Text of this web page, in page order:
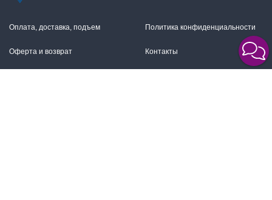
Оплата, доставка, подъем
Оферта и возврат
Политика конфиденциальности
Контакты